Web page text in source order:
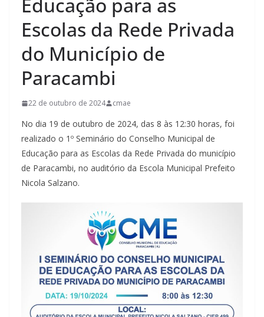
Escolas da Rede Privada
do Município de
Paracambi
22 de outubro de 2024 cmae
No dia 19 de outubro de 2024, das 8 às 12:30 horas, foi
realizado o 1º Seminário do Conselho Municipal de
Educação para as Escolas da Rede Privada do município
de Paracambi, no auditório da Escola Municipal Prefeito
Nicola Salzano.